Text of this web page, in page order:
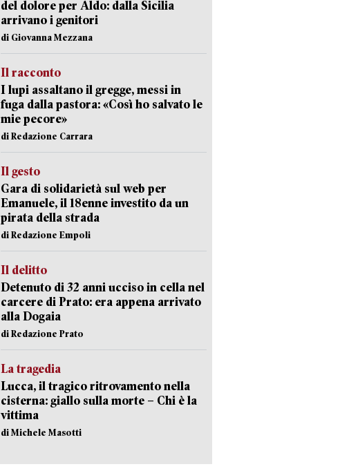
del dolore per Aldo: dalla Sicilia
arrivano i genitori
di Giovanna Mezzana
Il racconto
I lupi assaltano il gregge, messi in
fuga dalla pastora: «Così ho salvato le
mie pecore»
di Redazione Carrara
Il gesto
Gara di solidarietà sul web per
Emanuele, il 18enne investito da un
pirata della strada
di Redazione Empoli
Il delitto
Detenuto di 32 anni ucciso in cella nel
carcere di Prato: era appena arrivato
alla Dogaia
di Redazione Prato
La tragedia
Lucca, il tragico ritrovamento nella
cisterna: giallo sulla morte – Chi è la
vittima
di Michele Masotti